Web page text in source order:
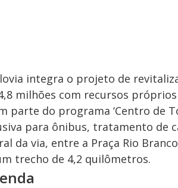
integra o projeto de
milhões com recursos
parte do programa ‘Centro de
para ônibus, tratamento de
da via, entre a Praça Rio
trecho de 4,2 quilômetros.